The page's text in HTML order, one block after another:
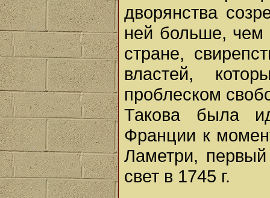
дворянства
ней больше, чем
стране,
властей,
проблеском
Такова была
Франции к
Ламетри,
свет в 1745 г.